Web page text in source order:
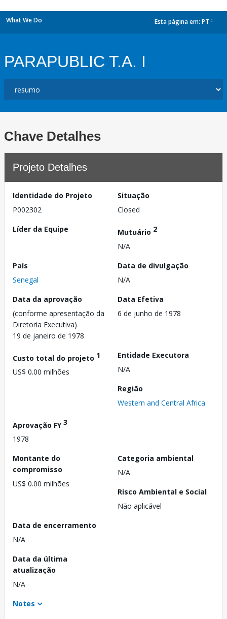
What We Do Esta página em: PT
PARAPUBLIC T.A. I
Chave Detalhes
Projeto Detalhes
Identidade do Projeto
P002302
Situação
Closed
Líder da Equipe
Mutuário 2
N/A
País
Senegal
Data de divulgação
N/A
Data da aprovação
(conforme apresentação da
Diretoria Executiva)
19 de janeiro de 1978
Data Efetiva
6 de junho de 1978
Custo total do projeto 1
US$ 0.00 milhões
Entidade Executora
N/A
Região
Western and Central Africa
Aprovação FY3
1978
Montante do
compromisso
US$ 0.00 milhões
Categoria ambiental
N/A
Risco Ambiental e Social
Não aplicável
Data de encerramento
N/A
Data da última
atualização
N/A
Notes